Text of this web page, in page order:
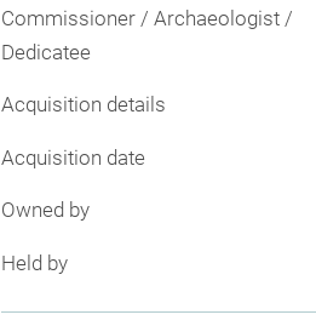
Commissioner / Archaeologist /
Dedicatee
Acquisition details
Acquisition date
Owned by
Held by